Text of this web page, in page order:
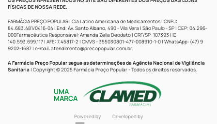
FÍSICAS DE NOSSA REDE.
FARMÁCIA PREÇO POPULAR | Cia Latino Americana de Medicamentos | CNPJ:
84.683.481/0416-04 | End: Av. Santo Albano, 490 - Vila Vera | São Paulo - SP | CEP: 04.296-
000Farmacêutica Responsável: Amanda Zelia Deodato | CRF/SP: 107393 | IE:
140.593.699.117 | AFE: 7.45817-2 | CMVS - 355030801-477-008910-1-0 | WhatsApp: (47) 9
9202-1687 | e-mail: atendimento@precopopular.com.br.
A Farmácia Preço Popular segue as determinações da Agência Nacional de Vigilância
Sanitária | Copyright © 2025 Farmácia Preço Popular - Todos os direitos reservados.
UMA
MARCA
Powered by Developed by